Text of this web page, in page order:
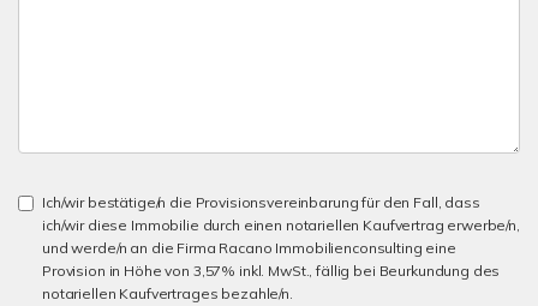
Ich/wir bestätige/n die Provisionsvereinbarung für den Fall, dass
ich/wir diese Immobilie durch einen notariellen Kaufvertrag erwerbe/n,
und werde/n an die Firma Racano Immobilienconsulting eine
Provision in Höhe von 3,57% inkl. MwSt., fällig bei Beurkundung des
notariellen Kaufvertrages bezahle/n.